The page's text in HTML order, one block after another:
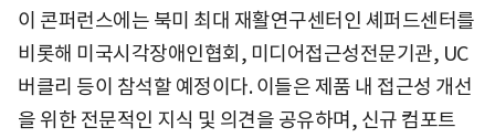
이 콘퍼런스에는 북미 최대 재활연구센터인 셰퍼드센터를
비롯해 미국시각장애인협회, 미디어접근성전문기관, UC
버클리 등이 참석할 예정이다. 이들은 제품 내 접근성 개선
을 위한 전문적인 지식 및 의견을 공유하며, 신규 컴포트